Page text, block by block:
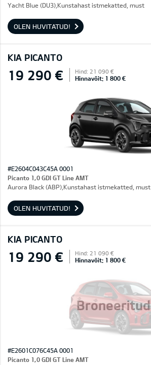
Yacht Blue (DU3),Kunstahast istmekatted, must
OLEN HUVITATUD!
KIA PICANTO
19 290 € Hind: 21 090 €
Hinnavõit: 1 800 €
#E2604C043C45A 0001
Picanto 1,0 GDI GT Line AMT
Aurora Black (ABP),Kunstahast istmekatted, must
OLEN HUVITATUD!
KIA PICANTO
Broneeritud
19 290 € Hind: 21 090 €
Hinnavõit: 1 800 €
#E2601C076C45A 0001
Picanto 1,0 GDI GT Line AMT